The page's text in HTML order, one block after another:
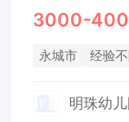
3000-
永城市 经验